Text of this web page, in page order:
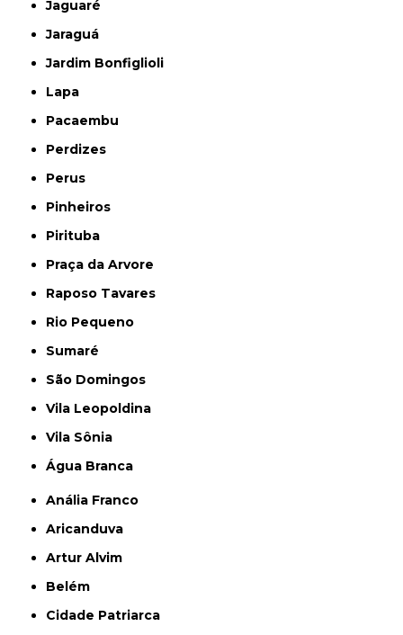
Jaguaré
Jaraguá
Jardim Bonfiglioli
Lapa
Pacaembu
Perdizes
Perus
Pinheiros
Pirituba
Praça da Arvore
Raposo Tavares
Rio Pequeno
Sumaré
São Domingos
Vila Leopoldina
Vila Sônia
Água Branca
Anália Franco
Aricanduva
Artur Alvim
Belém
Cidade Patriarca